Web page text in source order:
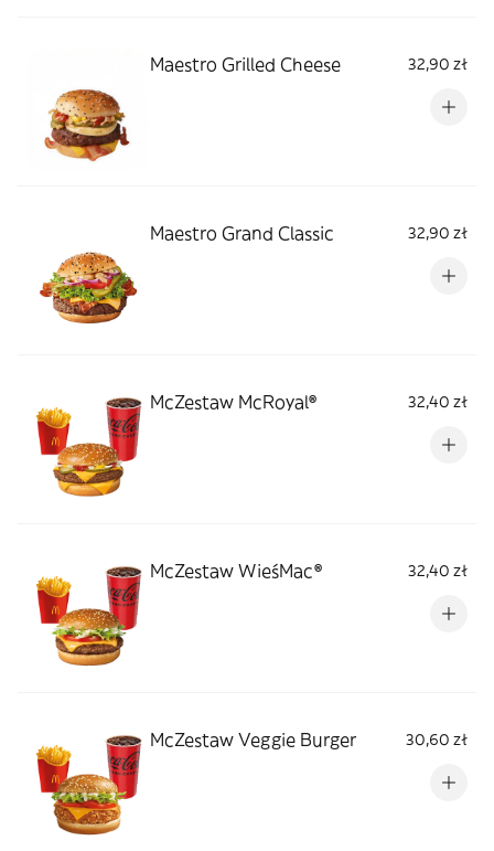
Maestro Grilled Cheese 32,90 zł
Maestro Grand Classic 32,90 zł
McZestaw McRoyal® 32,40 zł
McZestaw WieśMac® 32,40 zł
McZestaw Veggie Burger 30,60 zł